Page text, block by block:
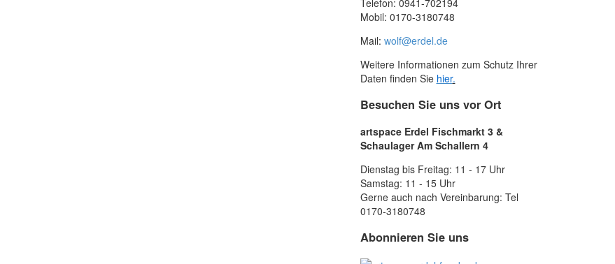
Mobil: 0170-3180748
Mail: wolf@erdel.de
Weitere Informationen zum Schutz Ihrer
Daten finden Sie hier.
Besuchen Sie uns vor Ort
artspace Erdel Fischmarkt 3 &
Schaulager Am Schallern 4
Dienstag bis Freitag: 11 - 17 Uhr
Samstag: 11 - 15 Uhr
Gerne auch nach Vereinbarung: Tel
0170-3180748
Abonnieren Sie uns